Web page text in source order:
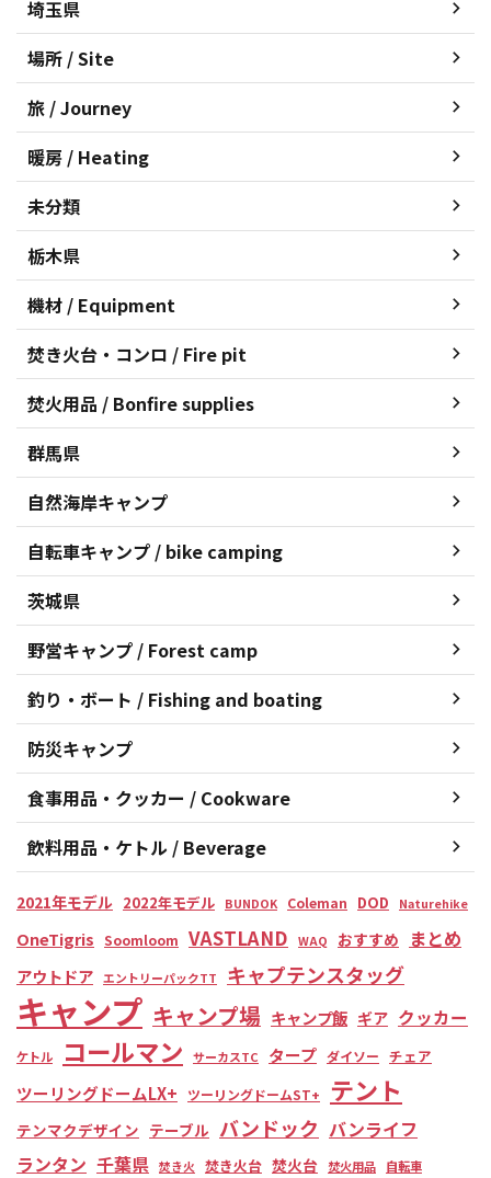
埼玉県
場所 / Site
旅 / Journey
暖房 / Heating
未分類
栃木県
機材 / Equipment
焚き火台・コンロ / Fire pit
焚火用品 / Bonfire supplies
群馬県
自然海岸キャンプ
自転車キャンプ / bike camping
茨城県
野営キャンプ / Forest camp
釣り・ボート / Fishing and boating
防災キャンプ
食事用品・クッカー / Cookware
飲料用品・ケトル / Beverage
2021年モデル 2022年モデル BUNDOK Coleman DOD Naturehike
OneTigris Soomloom VASTLAND WAQ おすすめ まとめ
アウトドア エントリーパックTT キャプテンスタッグ
キャンプ キャンプ場 キャンプ飯 ギア クッカー
ケトル コールマン サーカスTC タープ ダイソー チェア
ツーリングドームLX+ ツーリングドームST+ テント
テンマクデザイン テーブル バンドック バンライフ
ランタン 千葉県 焚き火 焚き火台 焚火台 焚火用品 自転車